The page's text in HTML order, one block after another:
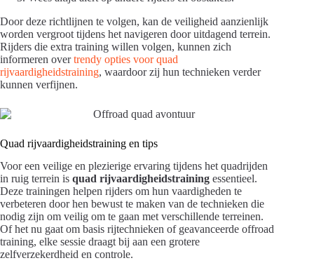
Door deze richtlijnen te volgen, kan de veiligheid aanzienlijk
worden vergroot tijdens het navigeren door uitdagend terrein.
Rijders die extra training willen volgen, kunnen zich
informeren overtrendy opties voor quad
rijvaardigheidstraining, waardoor zij hun technieken verder
kunnen verfijnen.
Quad rijvaardigheidstraining en tips
Voor een veilige en plezierige ervaring tijdens het quadrijden
in ruig terrein is quad rijvaardigheidstraining essentieel.
Deze trainingen helpen rijders om hun vaardigheden te
verbeteren door hen bewust te maken van de technieken die
nodig zijn om veilig om te gaan met verschillende terreinen.
Of het nu gaat om basis rijtechnieken of geavanceerde offroad
training, elke sessie draagt bij aan een grotere
zelfverzekerdheid en controle.